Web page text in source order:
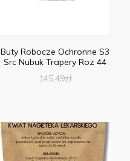
Buty Robocze Ochronne S3
Src Nubuk Trapery Roz 44
145,49zł